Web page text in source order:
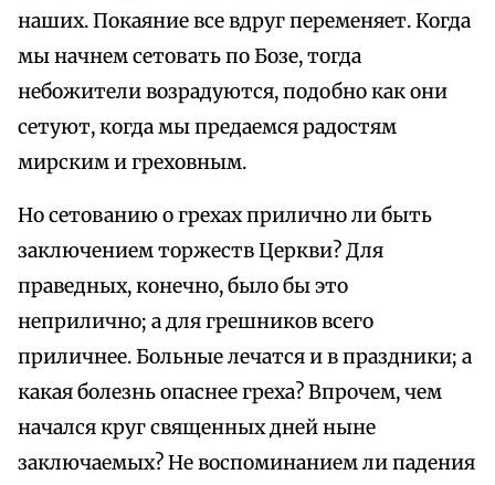
наших. Покаяние все вдруг переменяет. Когда
мы начнем сетовать по Бозе, тогда
небожители возрадуются, подобно как они
сетуют, когда мы предаемся радостям
мирским и греховным.
Но сетованию о грехах прилично ли быть
заключением торжеств Церкви? Для
праведных, конечно, было бы это
неприлично; а для грешников всего
приличнее. Больные лечатся и в праздники; а
какая болезнь опаснее греха? Впрочем, чем
начался круг священных дней ныне
заключаемых? Не воспоминанием ли падения